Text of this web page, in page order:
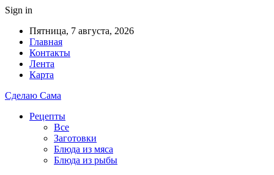
Sign in
Пятница, 7 августа, 2026
Главная
Контакты
Лента
Карта
Сделаю Сама
Рецепты
Все
Заготовки
Блюда из мяса
Блюда из рыбы